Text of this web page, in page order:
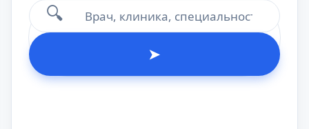
🔍
➤